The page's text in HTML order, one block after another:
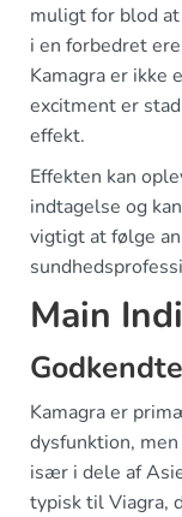
muligt for blod
i en forbedret
Kamagra er ikke
excitment er
effekt.
Effekten kan
indtagelse og
vigtigt at følge
Main
Kamagra er
dysfunktion,
især i dele af
typisk til Viagra,